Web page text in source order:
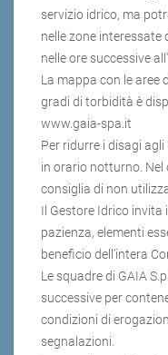
servizio idrico, ma
nelle zone interessate
nelle ore successive
La mappa con le aree
gradi di torbidità è
www.gaia-spa.it
Per ridurre i disagi
in orario notturno. Nel
consiglia di non
Il Gestore Idrico invita
pazienza, elementi
beneficio dell’intera
Le squadre di GAIA
successive per
condizioni di
segnalazioni.